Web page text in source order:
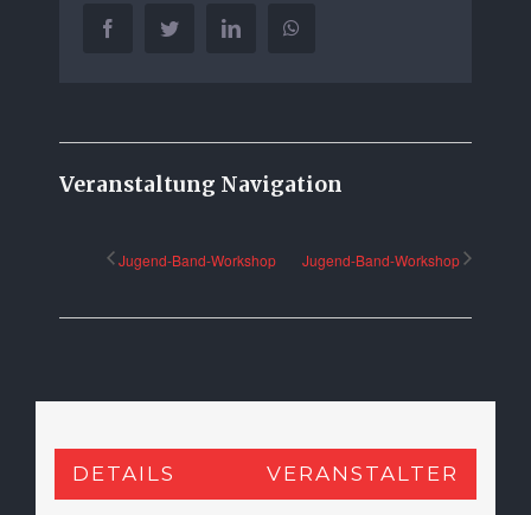
FacebookTwitter LinkedIn
Veranstaltung Navigation
Jugend-Band-Workshop Jugend-Band-Workshop
DETAILS VERANSTALTER